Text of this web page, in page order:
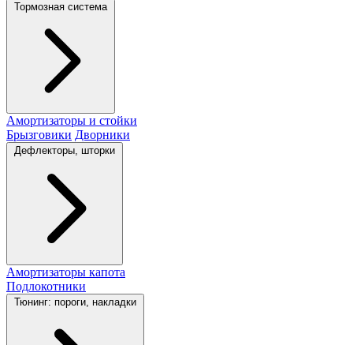
Тормозная система
Амортизаторы и стойки
Брызговики Дворники
Дефлекторы, шторки
Амортизаторы капота
Подлокотники
Тюнинг: пороги, накладки